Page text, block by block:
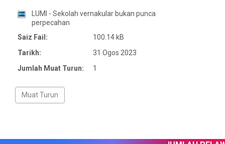
LUMI - Sekolah vernakular bukan punca
perpecahan
Saiz Fail:
100.14 kB
Tarikh:
31 Ogos 2023
Jumlah Muat Turun:
1